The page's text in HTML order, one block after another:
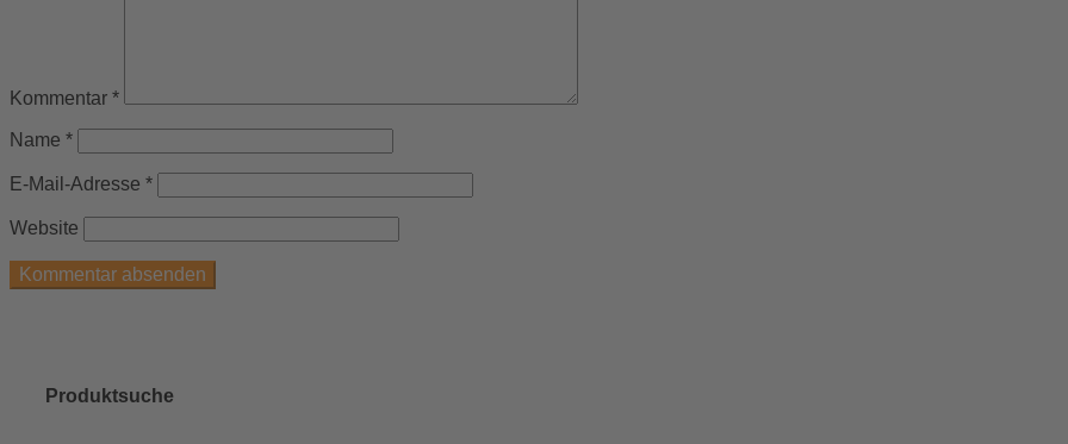
Kommentar *
Name *
E-Mail-Adresse *
Website
Produktsuche